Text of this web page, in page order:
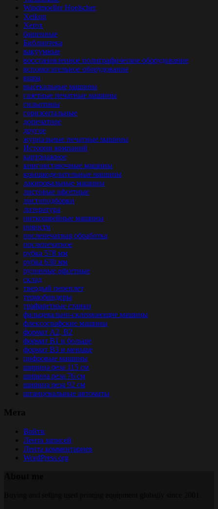
Windmoeller Hoelscher
Xeikon
Xerox
башенные
Библиотека
вакуумные
восстановленное полиграфическое оборудование
вспомогательное оборудование
вшра
высекальные машины
газетные печатные машины
гильотины
горизонтальные
допечатное
другое
журнальные печатные машины
Истории компаний
картонажное
книговставочные машины
крышкоделательные машины
лакировальные машины
листовые офсетные
листоподборки
литература
ниткошвейные машины
новости
послепечатная обработка
послепечатное
рубка 578 мм
рубка 630 мм
рулонные офсетные
склад
твердый переплет
термобиндеры
трафаретные станки
фальцевально-склеивающие машины
флексографские машины
формат A2, B2
формат B1 и больше
формат B3 и меньше
цифровые машины
ширина реза 115 см
ширина реза 76 см
ширина реза 92 см
штанцевальные автоматы
Мета
Войти
Лента записей
Лента комментариев
WordPress.org